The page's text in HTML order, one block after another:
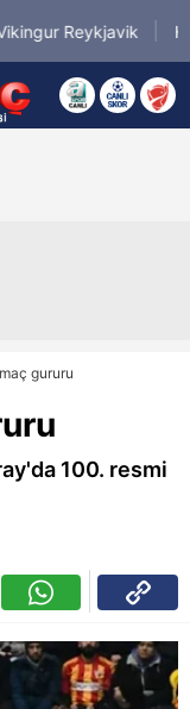
Reykjavik
gururu
100. resmi